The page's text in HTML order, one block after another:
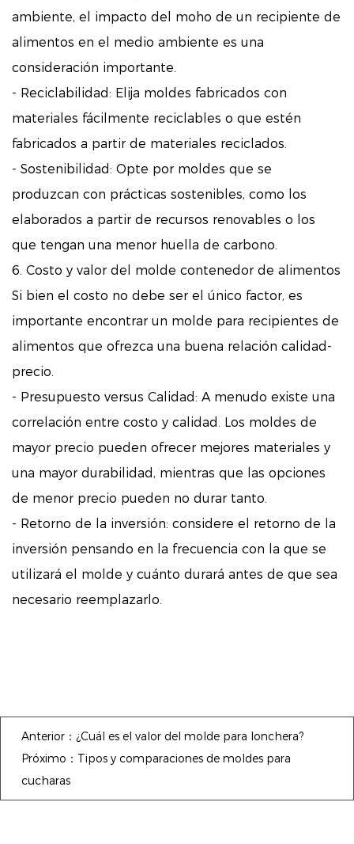
ambiente, el impacto del moho de un recipiente de
alimentos en el medio ambiente es una
consideración importante.
- Reciclabilidad: Elija moldes fabricados con
materiales fácilmente reciclables o que estén
fabricados a partir de materiales reciclados.
- Sostenibilidad: Opte por moldes que se
produzcan con prácticas sostenibles, como los
elaborados a partir de recursos renovables o los
que tengan una menor huella de carbono.
6. Costo y valor del molde contenedor de alimentos
Si bien el costo no debe ser el único factor, es
importante encontrar un molde para recipientes de
alimentos que ofrezca una buena relación calidad-
precio.
- Presupuesto versus Calidad: A menudo existe una
correlación entre costo y calidad. Los moldes de
mayor precio pueden ofrecer mejores materiales y
una mayor durabilidad, mientras que las opciones
de menor precio pueden no durar tanto.
- Retorno de la inversión: considere el retorno de la
inversión pensando en la frecuencia con la que se
utilizará el molde y cuánto durará antes de que sea
necesario reemplazarlo.
Anterior：¿Cuál es el valor del molde para lonchera?
Próximo：Tipos y comparaciones de moldes para
cucharas